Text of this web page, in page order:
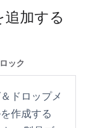
加する
ック
ドロップメ
作成する